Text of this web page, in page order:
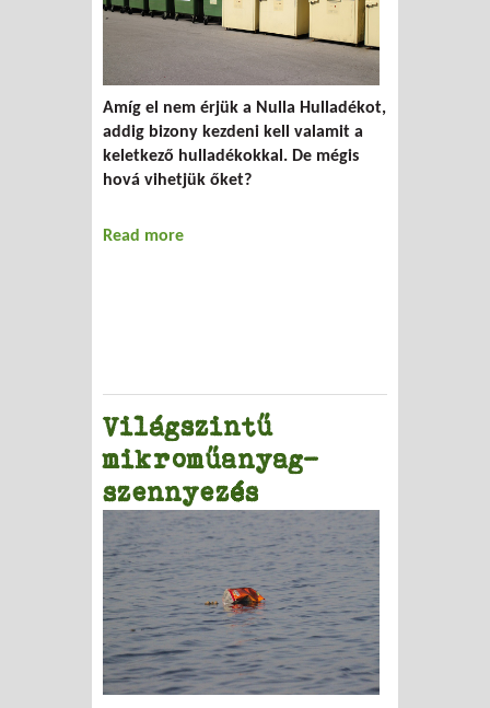
Amíg el nem érjük a Nulla Hulladékot,
addig bizony kezdeni kell valamit a
keletkező hulladékokkal. De mégis
hová vihetjük őket?
Read more
Világszintű
mikroműanyag-
szennyezés